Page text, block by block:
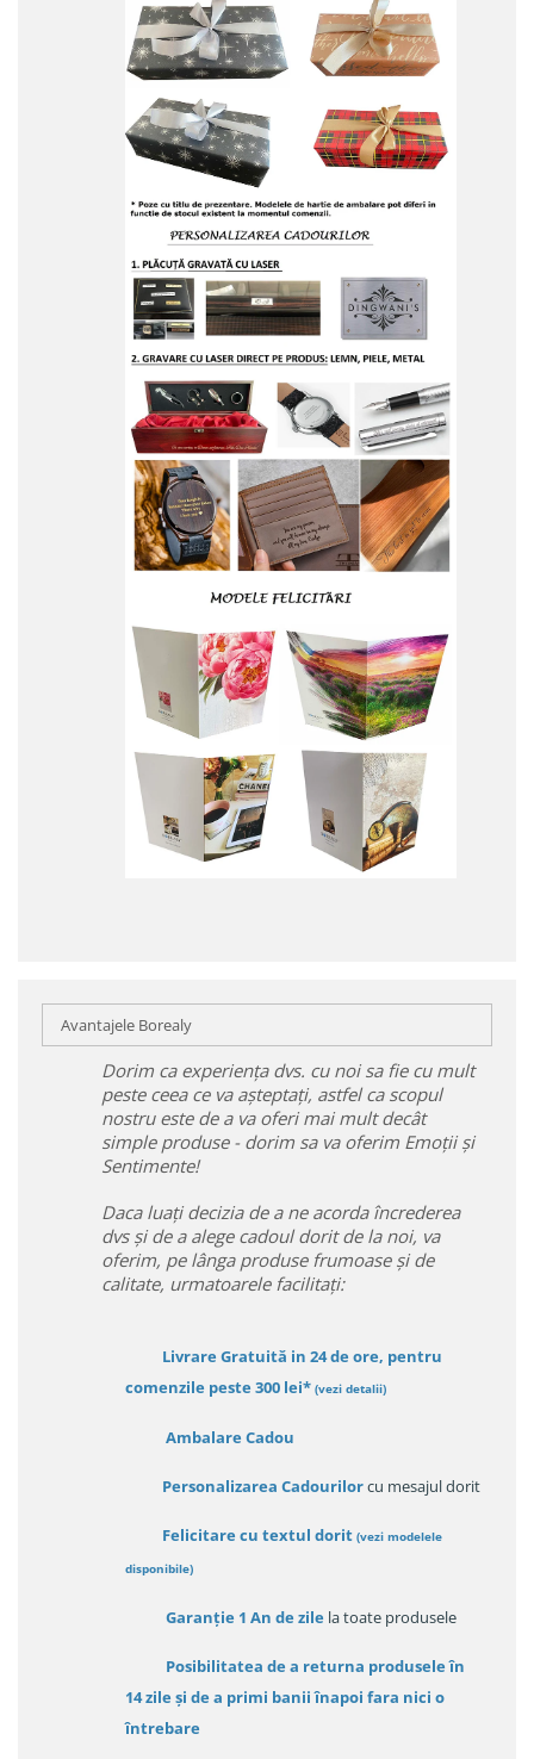
Avantajele Borealy
Dorim ca experiența dvs. cu noi sa fie cu mult
peste ceea ce va așteptați, astfel ca scopul
nostru este de a va oferi mai mult decât
simple produse - dorim sa va oferim Emoții și
Sentimente!
Daca luați decizia de a ne acorda încrederea
dvs și de a alege cadoul dorit de la noi, va
oferim, pe lânga produse frumoase și de
calitate, urmatoarele facilitați:
Livrare Gratuită in 24 de ore, pentru
comenzile peste 300 lei* (vezi detalii)
Ambalare Cadou
Personalizarea Cadourilorcu mesajul dorit
Felicitare cu textul dorit (vezi modelele
disponibile)
Garanție 1 An de zile la toate produsele
Posibilitatea de a returna produsele în
14 zileși de a primi banii înapoi fara nici o
întrebare